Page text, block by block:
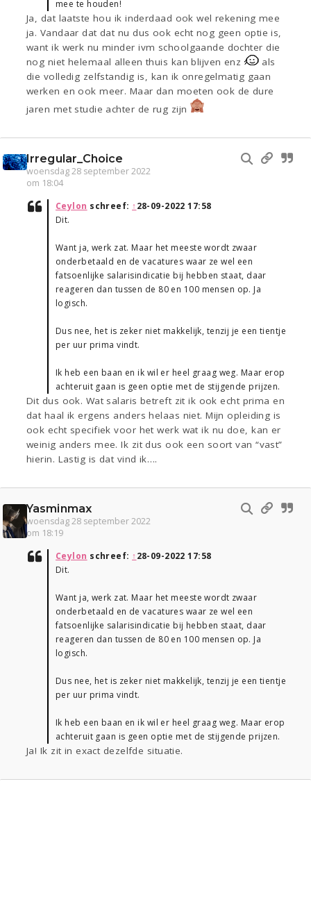
mee te houden!
Ja, dat laatste hou ik inderdaad ook wel rekening mee
ja. Vandaar dat dat nu dus ook echt nog geen optie is,
want ik werk nu minder ivm schoolgaande dochter die
nog niet helemaal alleen thuis kan blijven enz
als
die volledig zelfstandig is, kan ik onregelmatig gaan
werken en ook meer. Maar dan moeten ook de dure
jaren met studie achter de rug zijn
Irregular_Choice
woensdag 28 september 2022
om 18:04
Ceylon schreef: ↑28-09-2022 17:58
Dit.
Want ja, werk zat. Maar het meeste wordt zwaar
onderbetaald en de vacatures waar ze wel een
fatsoenlijke salarisindicatie bij hebben staat, daar
reageren dan tussen de 80 en 100 mensen op. Ja
logisch.
Dus nee, het is zeker niet makkelijk, tenzij je een tientje
per uur prima vindt.
Ik heb een baan en ik wil er heel graag weg. Maar erop
achteruit gaan is geen optie met de stijgende prijzen.
Dit dus ook. Wat salaris betreft zit ik ook echt prima en
dat haal ik ergens anders helaas niet. Mijn opleiding is
ook echt specifiek voor het werk wat ik nu doe, kan er
weinig anders mee. Ik zit dus ook een soort van “vast”
hierin. Lastig is dat vind ik….
Yasminmax
woensdag 28 september 2022
om 18:19
Ceylon schreef: ↑28-09-2022 17:58
Dit.
Want ja, werk zat. Maar het meeste wordt zwaar
onderbetaald en de vacatures waar ze wel een
fatsoenlijke salarisindicatie bij hebben staat, daar
reageren dan tussen de 80 en 100 mensen op. Ja
logisch.
Dus nee, het is zeker niet makkelijk, tenzij je een tientje
per uur prima vindt.
Ik heb een baan en ik wil er heel graag weg. Maar erop
achteruit gaan is geen optie met de stijgende prijzen.
Ja! Ik zit in exact dezelfde situatie.